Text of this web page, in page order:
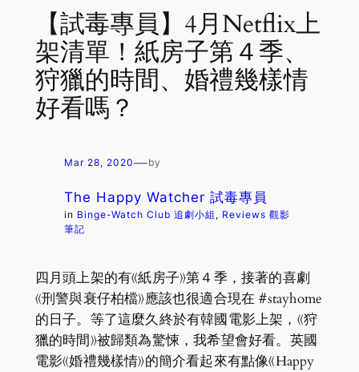
【試毒專員】4月Netflix上
架清單！紙房子第４季、
狩獵的時間、婚禮幾樣情
好看嗎？
Mar 28, 2020—by
The Happy Watcher 試毒專員
in Binge-Watch Club 追劇小組 , Reviews 觀影
筆記
四月頭上架的有《紙房子》第４季，接著的喜劇
《刑警與衰仔柏檔》應該也很適合現在 #stayhome
的日子。等了這麼久終於有韓國電影上架，《狩
獵的時間》被歸類為驚悚，我希望會好看。英國
電影《婚禮幾樣情》的簡介看起來有點像《Happy